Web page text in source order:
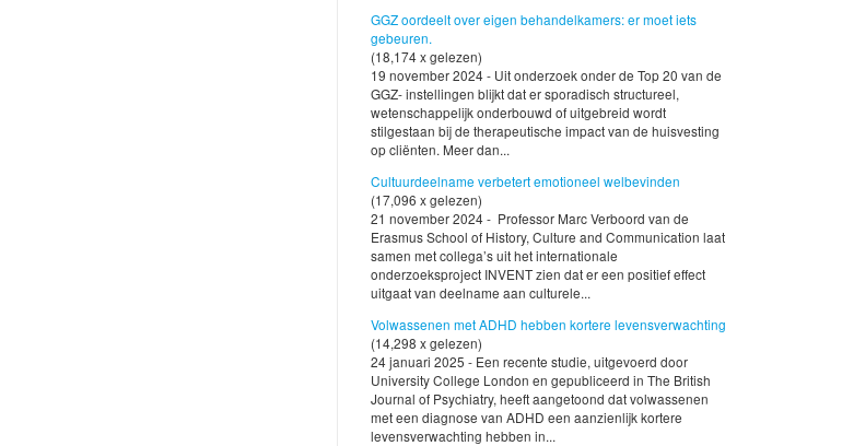
GGZ oordeelt over eigen behandelkamers: er moet iets
gebeuren.
(18,174 x gelezen)
19 november 2024 - Uit onderzoek onder de Top 20 van de
GGZ- instellingen blijkt dat er sporadisch structureel,
wetenschappelijk onderbouwd of uitgebreid wordt
stilgestaan bij de therapeutische impact van de huisvesting
op cliënten. Meer dan...
Cultuurdeelname verbetert emotioneel welbevinden
(17,096 x gelezen)
21 november 2024 - Professor Marc Verboord van de
Erasmus School of History, Culture and Communication laat
samen met collega’s uit het internationale
onderzoeksproject INVENT zien dat er een positief effect
uitgaat van deelname aan culturele...
Volwassenen met ADHD hebben kortere levensverwachting
(14,298 x gelezen)
24 januari 2025 - Een recente studie, uitgevoerd door
University College London en gepubliceerd in The British
Journal of Psychiatry, heeft aangetoond dat volwassenen
met een diagnose van ADHD een aanzienlijk kortere
levensverwachting hebben in...